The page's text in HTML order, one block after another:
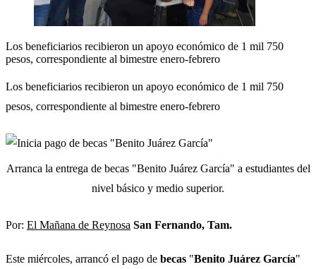
Los beneficiarios recibieron un apoyo económico de 1 mil 750
pesos, correspondiente al bimestre enero-febrero
Los beneficiarios recibieron un apoyo económico de 1 mil 750
pesos, correspondiente al bimestre enero-febrero
Arranca la entrega de becas "Benito Juárez García" a estudiantes del
nivel básico y medio superior.
Por: El Mañana de Reynosa San Fernando, Tam.
Este miércoles, arrancó el pago de becas "Benito Juárez García"